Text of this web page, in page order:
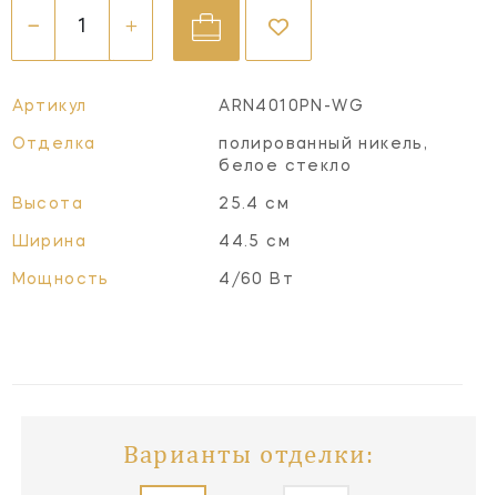
Артикул ARN4010PN-WG
Отделка
полированный никель,
белое стекло
Высота 25.4 см
Ширина 44.5 см
Мощность 4/60 Вт
Варианты отделки: